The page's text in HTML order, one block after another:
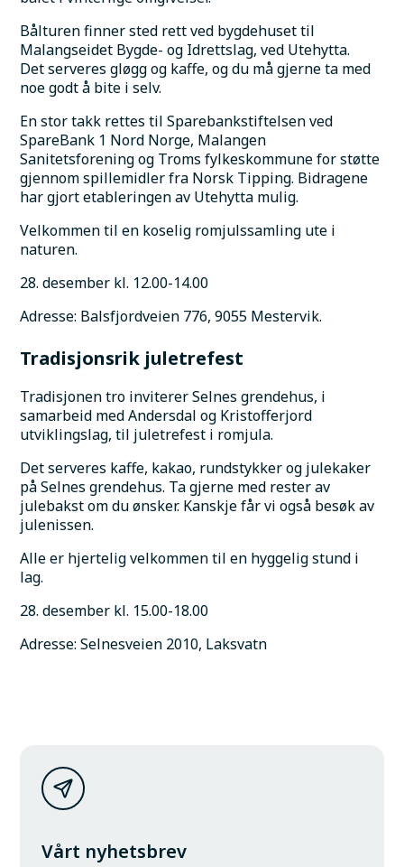
Bålturen finner sted rett ved bygdehuset til
Malangseidet Bygde- og Idrettslag, ved Utehytta.
Det serveres gløgg og kaffe, og du må gjerne ta med
noe godt å bite i selv.
En stor takk rettes til Sparebankstiftelsen ved
SpareBank 1 Nord Norge, Malangen
Sanitetsforening og Troms fylkeskommune for støtte
gjennom spillemidler fra Norsk Tipping. Bidragene
har gjort etableringen av Utehytta mulig.
Velkommen til en koselig romjulssamling ute i
naturen.
28. desember kl. 12.00-14.00
Adresse: Balsfjordveien 776, 9055 Mestervik.
Tradisjonsrik juletrefest
Tradisjonen tro inviterer Selnes grendehus, i
samarbeid med Andersdal og Kristofferjord
utviklingslag, til juletrefest i romjula.
Det serveres kaffe, kakao, rundstykker og julekaker
på Selnes grendehus. Ta gjerne med rester av
julebakst om du ønsker. Kanskje får vi også besøk av
julenissen.
Alle er hjertelig velkommen til en hyggelig stund i
lag.
28. desember kl. 15.00-18.00
Adresse: Selnesveien 2010, Laksvatn
Vårt nyhetsbrev